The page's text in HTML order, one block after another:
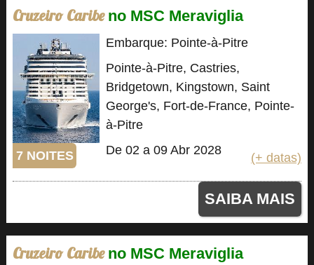
Cruzeiro Caribe no MSC Meraviglia
7 NOITES
Embarque: Pointe-à-Pitre
Pointe-à-Pitre, Castries,
Bridgetown, Kingstown, Saint
George's, Fort-de-France, Pointe-
à-Pitre
De 02 a 09 Abr 2028
(+ datas)
SAIBA MAIS
Cruzeiro Caribe no MSC Meraviglia